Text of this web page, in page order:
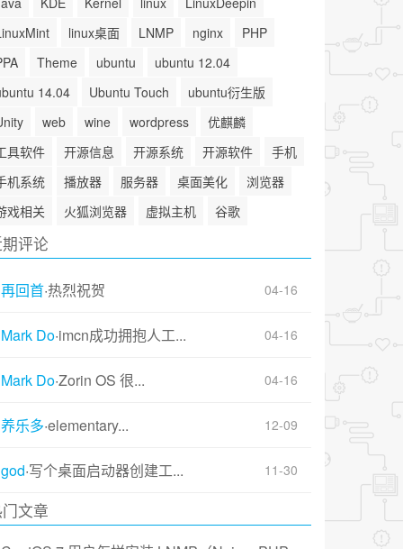
linux桌面 LNMP nginx
PHP
Theme ubuntu
ubuntu 12.04
14.04
Ubuntu Touch
ubuntu衍生版
web wine wordpress
优麒麟
具软件
开源信息 开源系统 开源软件
手机
机系统
播放器 服务器 桌面美化
浏览器
戏相关
火狐浏览器 虚拟主机 谷歌
评论
再回首·热烈祝贺 04-16
Mark Do·imcn成功拥抱人工... 04-16
Mark Do·Zorin OS 很... 04-16
养乐多·elementary... 12-09
god·写个桌面启动器创建工... 11-30
文章